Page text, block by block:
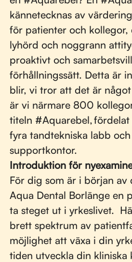
kännetecknas av
för patienter och kollegor,
lyhörd och noggrann
proaktivt och
förhållningssätt. Detta är
blir, vi tror att det är
är vi närmare 800
titeln #Aquarebel, fördelat
fyra tandtekniska labb
supportkontor.
Introduktion för
För dig som är i början av
Aqua Dental Borlänge en
ta steget ut i yrkeslivet.
brett spektrum av
möjlighet att växa i din
tiden utveckla din kliniska